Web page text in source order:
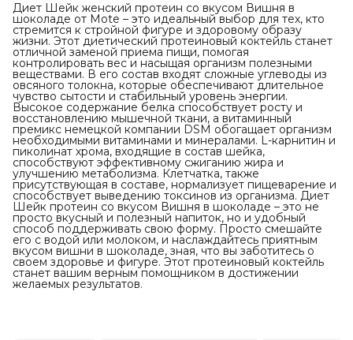
Диет Шейк женский протеин со вкусом Вишня в
шоколаде от Mote – это идеальный выбор для тех, кто
стремится к стройной фигуре и здоровому образу
жизни. Этот диетический протеиновый коктейль станет
отличной заменой приема пищи, помогая
контролировать вес и насыщая организм полезными
веществами. В его состав входят сложные углеводы из
овсяного толокна, которые обеспечивают длительное
чувство сытости и стабильный уровень энергии.
Высокое содержание белка способствует росту и
восстановлению мышечной ткани, а витаминный
премикс немецкой компании DSM обогащает организм
необходимыми витаминами и минералами. L-карнитин и
пиколинат хрома, входящие в состав шейка,
способствуют эффективному сжиганию жира и
улучшению метаболизма. Клетчатка, также
присутствующая в составе, нормализует пищеварение и
способствует выведению токсинов из организма. Диет
Шейк протеин со вкусом Вишня в шоколаде – это не
просто вкусный и полезный напиток, но и удобный
способ поддерживать свою форму. Просто смешайте
его с водой или молоком, и наслаждайтесь приятным
вкусом вишни в шоколаде, зная, что вы заботитесь о
своем здоровье и фигуре. Этот протеиновый коктейль
станет вашим верным помощником в достижении
желаемых результатов.